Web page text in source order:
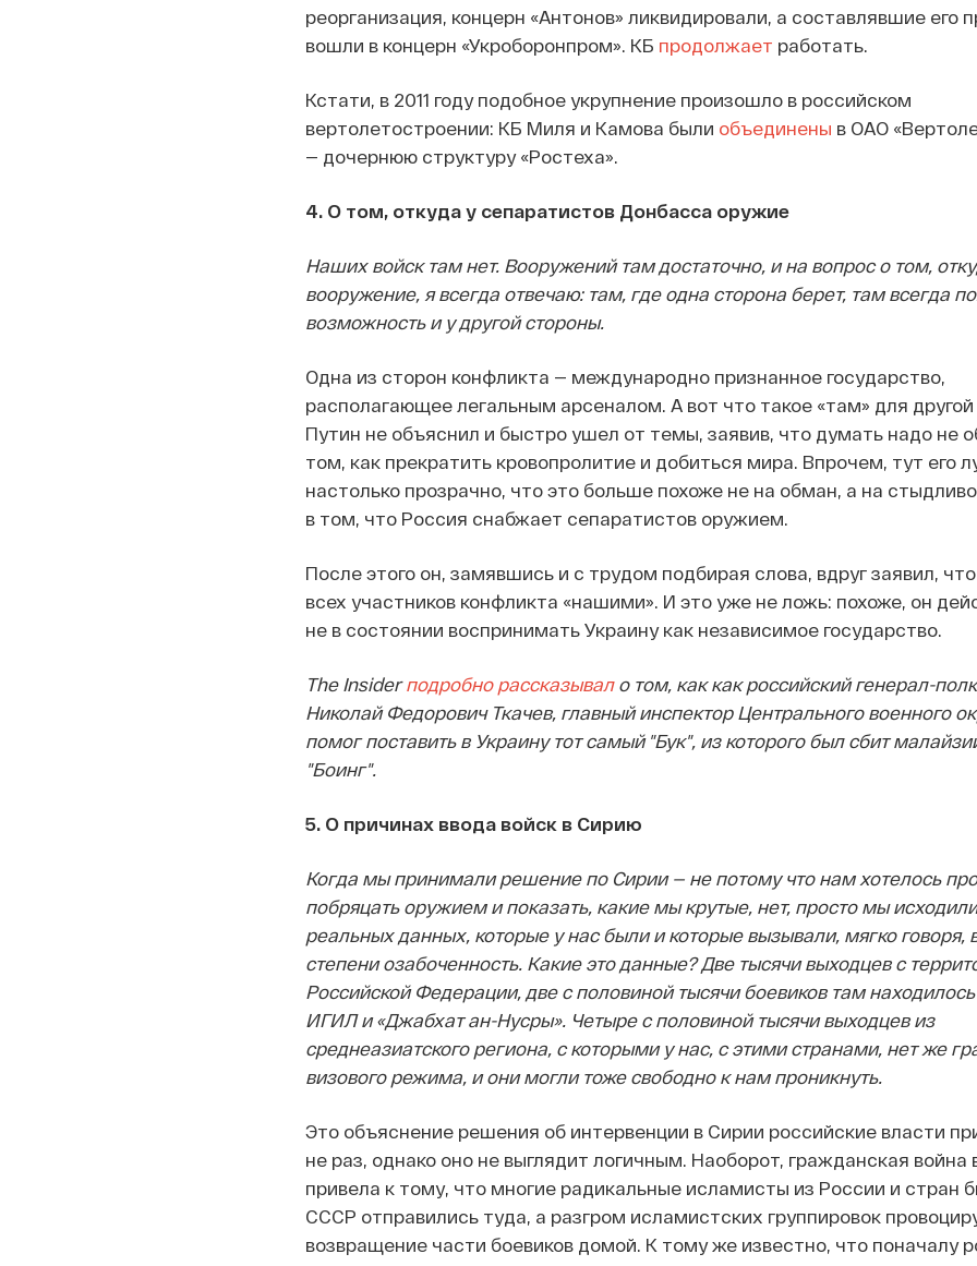
реорганизация, концерн «Антонов» ликвидировали, а составлявшие его
вошли в концерн «Укроборонпром». КБ продолжает работать.
Кстати, в 2011 году подобное укрупнение произошло в российском
вертолетостроении: КБ Миля и Камова были объединены в ОАО
— дочернюю структуру «Ростеха».
4. О том, откуда у сепаратистов Донбасса оружие
Наших войск там нет. Вооружений там достаточно, и на вопрос о том,
вооружение, я всегда отвечаю: там, где одна сторона берет, там всегда
возможность и у другой стороны.
Одна из сторон конфликта — международно признанное государство,
располагающее легальным арсеналом. А вот что такое «там» для
Путин не объяснил и быстро ушел от темы, заявив, что думать надо не
том, как прекратить кровопролитие и добиться мира. Впрочем, тут его
настолько прозрачно, что это больше похоже не на обман, а на
в том, что Россия снабжает сепаратистов оружием.
После этого он, замявшись и с трудом подбирая слова, вдруг заявил,
всех участников конфликта «нашими». И это уже не ложь: похоже, он
не в состоянии воспринимать Украину как независимое государство.
TheInsider подробно рассказывало том, как как российский генерал-
Николай Федорович Ткачев, главный инспектор Центрального военного
помог поставить в Украину тот самый "Бук", из которого был сбит
"Боинг".
5. О причинах ввода войск в Сирию
Когда мы принимали решение по Сирии — не потому что нам хотелось
побряцать оружием и показать, какие мы крутые, нет, просто мы
реальных данных, которые у нас были и которые вызывали, мягко говоря,
степени озабоченность. Какие это данные? Две тысячи выходцев с
Российской Федерации, две с половиной тысячи боевиков там находилось
ИГИЛ и «Джабхат ан-Нусры». Четыре с половиной тысячи выходцев из
среднеазиатского региона, с которыми у нас, с этими странами, нет же
визового режима, и они могли тоже свободно к нам проникнуть.
Это объяснение решения об интервенции в Сирии российские власти
не раз, однако оно не выглядит логичным. Наоборот, гражданская война
привела к тому, что многие радикальные исламисты из России и стран
СССР отправились туда, а разгром исламистских группировок
возвращение части боевиков домой. К тому же известно, что поначалу